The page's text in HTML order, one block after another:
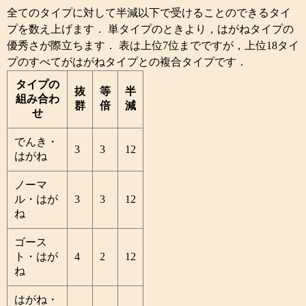
全てのタイプに対して半減以下で受けることのできるタイ
プを数え上げます． 単タイプのときより，はがねタイプの
優秀さが際立ちます． 表は上位7位までですが，上位18タイ
プのすべてがはがねタイプとの複合タイプです．
タイプの
組み合わ
せ
抜
群
等
倍
半
減
でんき・
はがね
3 3 12
ノーマ
ル・はが
ね
3 3 12
ゴース
ト・はが
ね
4 2 12
はがね・